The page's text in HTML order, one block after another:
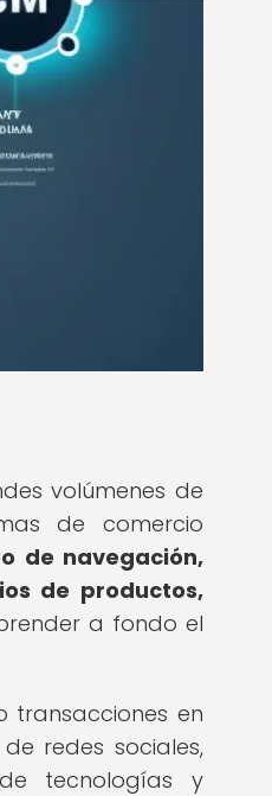
volúmenes de
de comercio
de navegación,
de productos,
a fondo el
transacciones en
redes sociales,
tecnologías y